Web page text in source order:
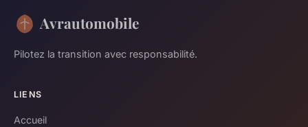
Avrautomobile
Pilotez la transition avec responsabilité.
LIENS
Accueil